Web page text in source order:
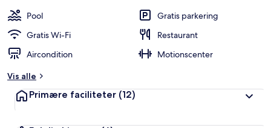
Pool
Gratis parkering
Gratis Wi-Fi
Restaurant
Aircondition
Motionscenter
Vis alle
Primære faciliteter (12)